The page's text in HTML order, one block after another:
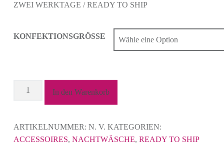
ZWEI WERKTAGE / READY TO SHIP
KONFEKTIONSGRÖSSE
ANZAHL
In den Warenkorb
ARTIKELNUMMER: N. V. KATEGORIEN:
ACCESSOIRES, NACHTWÄSCHE, READY TO SHIP